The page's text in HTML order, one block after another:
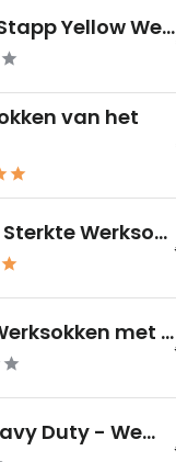
Yellow We...
van het
Werkso...
met ...
Duty - We...